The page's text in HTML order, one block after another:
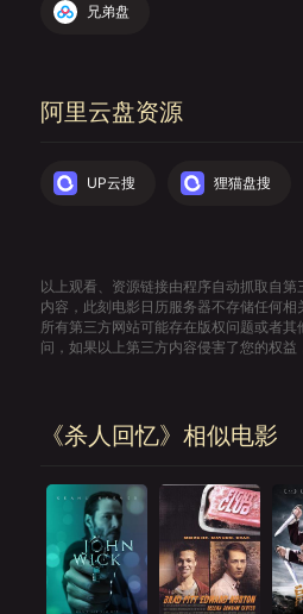
兄弟盘
阿里云盘资源
UP云搜 狸猫盘搜
以上观看、资源链接由程序自动抓取自
内容，此刻电影日历服务器不存储任何相
所有第三方网站可能存在版权问题或者
问，如果以上第三方内容侵害了您的权益
《杀人回忆》相似电影